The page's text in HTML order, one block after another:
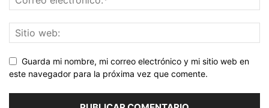
Guarda mi nombre, mi correo electrónico y mi sitio web en
este navegador para la próxima vez que comente.